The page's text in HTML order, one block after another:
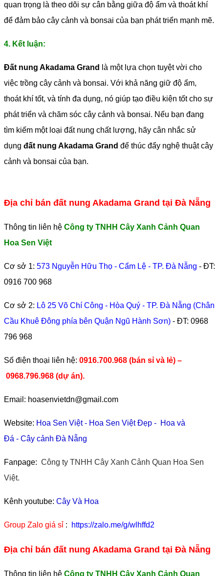
quan trọng là theo dõi sự cân bằng giữa độ ẩm và thoát khí
để đảm bảo cây cảnh và bonsai của bạn phát triển mạnh mẽ.
4. Kết luận:
Đất nung Akadama Grand
là một lựa chọn tuyệt vời cho
việc trồng cây cảnh và bonsai. Với khả năng giữ độ ẩm,
thoát khí tốt, và tính đa dụng, nó giúp tạo điều kiện tốt cho sự
phát triển và chăm sóc cây cảnh và bonsai. Nếu bạn đang
tìm kiếm một loại đất nung chất lượng, hãy cân nhắc sử
dụng đất nung Akadama Grand để thúc đẩy nghệ thuật cây
cảnh và bonsai của bạn.
Địa chỉ bán đất nung Akadama Grand tại Đà Nẵng
Thông tin liên hệ Công ty TNHH Cây Xanh Cảnh Quan
Hoa Sen Việt
Cơ sở 1: 573 Nguyễn Hữu Thọ - Cẩm Lệ - TP. Đà Nẵng - ĐT:
0916 700 968
Cơ sở 2: Lô 25 Võ Chí Công - Hòa Quý - TP. Đà Nẵng (Chân
Cầu Khuê Đông phía bên Quận Ngũ Hành Sơn) - ĐT: 0968
796 968
​Số điện thoại liên hệ: 0916.700.968 (bán sỉ và lẻ) –
0968.796.968 (dự án).
Email: hoasenvietdn@gmail.com
Website: Hoa Sen Việt- Hoa Sen Việt Đẹp - Hoa và
Đá - Cây cảnh Đà Nẵng
Fanpage: Công ty TNHH Cây Xanh Cảnh Quan Hoa Sen
Việt.
Kênh youtube: Cây Và Hoa
Group Zalo giá sỉ : https://zalo.me/g/wlhffd2
Địa chỉ bán đất nung Akadama Grand tại Đà Nẵng
Thông tin liên hệ Công ty TNHH Cây Xanh Cảnh Quan